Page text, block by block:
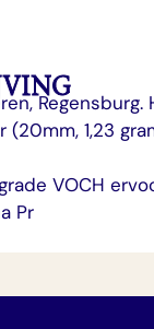
(20mm, 1,23
VOCH
Pr